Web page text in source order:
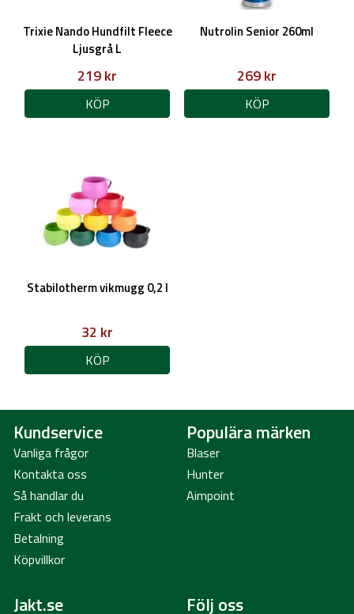
Trixie Nando Hundfilt Fleece
Ljusgrå L
219 kr
KÖP
Nutrolin Senior 260ml
269 kr
KÖP
Stabilotherm vikmugg 0,2 l
32 kr
KÖP
Kundservice
Vanliga frågor
Kontakta oss
Så handlar du
Frakt och leverans
Betalning
Köpvillkor
Populära märken
Blaser
Hunter
Aimpoint
Jakt.se Följ oss